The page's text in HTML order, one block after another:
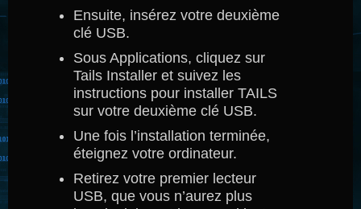
Ensuite, insérez votre deuxième
clé USB.
Sous Applications, cliquez sur
Tails Installer et suivez les
instructions pour installer TAILS
sur votre deuxième clé USB.
Une fois l’installation terminée,
éteignez votre ordinateur.
Retirez votre premier lecteur
USB, que vous n’aurez plus